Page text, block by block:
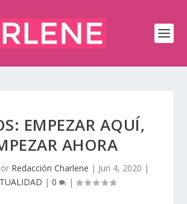
EMPEZAR AQUÍ,
AHORA
Redacción Charlene | Jun 4, 2020 |
| 0 |